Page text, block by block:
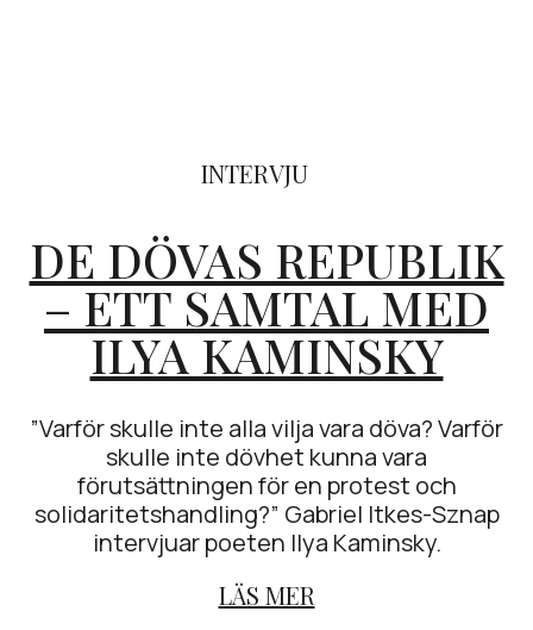
INTERVJU
DE DÖVAS REPUBLIK
– ETT SAMTAL MED
ILYA KAMINSKY
”Varför skulle inte alla vilja vara döva? Varför
skulle inte dövhet kunna vara
förutsättningen för en protest och
solidaritetshandling?” Gabriel Itkes-Sznap
intervjuar poeten Ilya Kaminsky.
LÄS MER